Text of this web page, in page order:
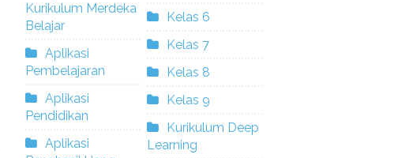
Kurikulum Merdeka
Belajar
Aplikasi
Pembelajaran
Aplikasi
Pendidikan
Aplikasi
Kelas 6
Kelas 7
Kelas 8
Kelas 9
Kurikulum Deep
Learning